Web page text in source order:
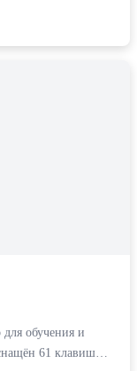
обучения и
61 клавиш…